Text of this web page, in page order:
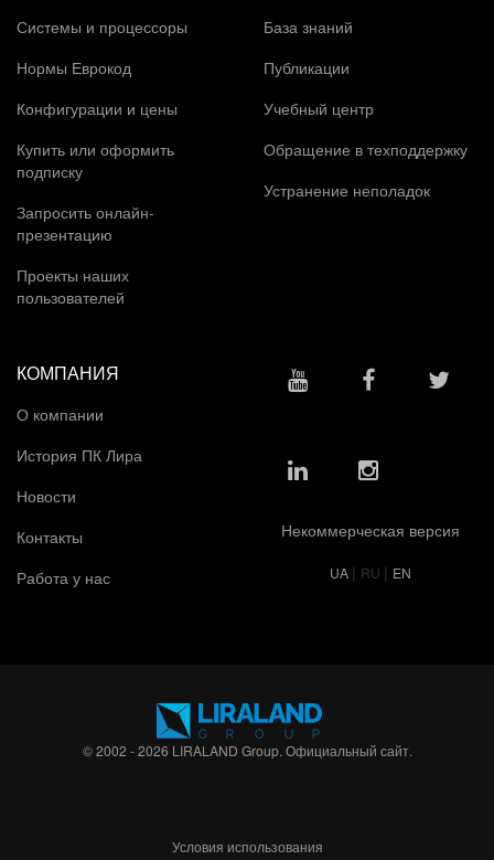
Системы и процессоры
Нормы Еврокод
Конфигурации и цены
Купить или оформить
подписку
Запросить онлайн-
презентацию
Проекты наших
пользователей
База знаний
Публикации
Учебный центр
Обращение в техподдержку
Устранение неполадок
КОМПАНИЯ
О компании
История ПК Лира
Новости
Контакты
Работа у нас
Некоммерческая версия
UA | RU | EN
© 2002 - 2026 LIRALAND Group. Официальный сайт.
Условия использования